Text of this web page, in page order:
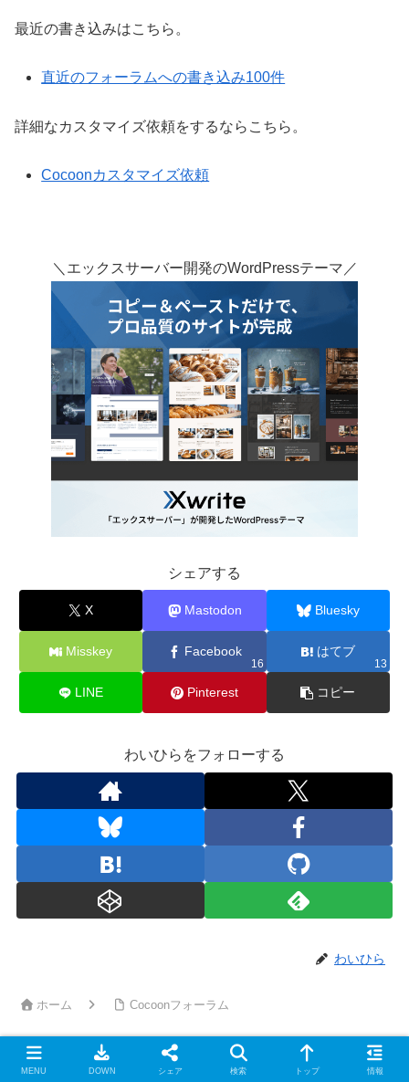
最近の書き込みはこちら。
直近のフォーラムへの書き込み100件
詳細なカスタマイズ依頼をするならこちら。
Cocoonカスタマイズ依頼
＼エックスサーバー開発のWordPressテーマ／
シェアする
X Mastodon Bluesky
Misskey Facebook
16
はてブ
13
LINE Pinterest コピー
わいひらをフォローする
わいひら
ホーム Cocoonフォーラム
MENU DOWN シェア 検索 トップ 情報